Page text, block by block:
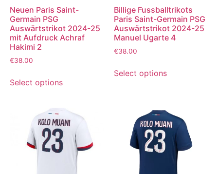
Neuen Paris Saint-
Germain PSG
Auswärtstrikot 2024-25
mit Aufdruck Achraf
Hakimi 2
€38.00
Select options
Billige Fussballtrikots
Paris Saint-Germain PSG
Auswärtstrikot 2024-25
Manuel Ugarte 4
€38.00
Select options